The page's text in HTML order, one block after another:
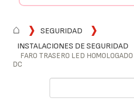
⌂
SEGURIDAD
INSTALACIONES DE SEGURIDAD
FARO TRASERO LED
DC